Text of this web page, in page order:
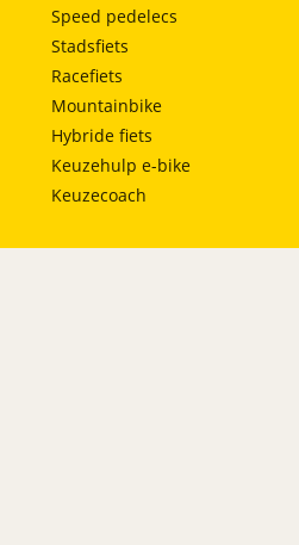
Speed pedelecs
Stadsfiets
Racefiets
Mountainbike
Hybride fiets
Keuzehulp e-bike
Keuzecoach